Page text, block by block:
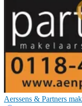
Aerssens & Partners